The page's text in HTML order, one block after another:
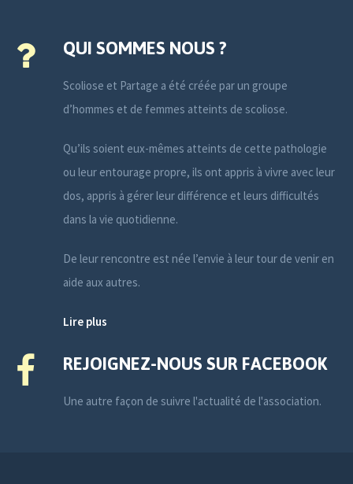
QUI SOMMES NOUS ?
Scoliose et Partage a été créée par un groupe
d’hommes et de femmes atteints de scoliose.
Qu’ils soient eux-mêmes atteints de cette pathologie
ou leur entourage propre, ils ont appris à vivre avec leur
dos, appris à gérer leur différence et leurs difficultés
dans la vie quotidienne.
De leur rencontre est née l’envie à leur tour de venir en
aide aux autres.
Lire plus
REJOIGNEZ-NOUS SUR FACEBOOK
Une autre façon de suivre l'actualité de l'association.